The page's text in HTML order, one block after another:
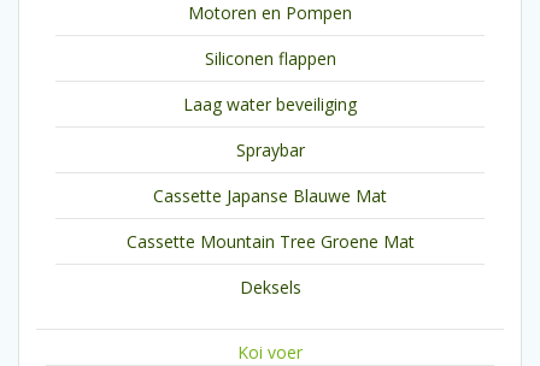
Motoren en Pompen
Siliconen flappen
Laag water beveiliging
Spraybar
Cassette Japanse Blauwe Mat
Cassette Mountain Tree Groene Mat
Deksels
Koi voer